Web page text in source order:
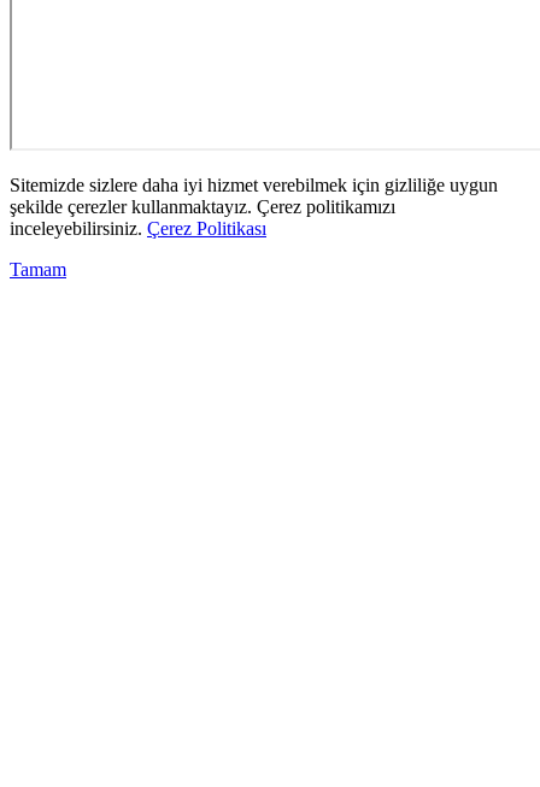
Sitemizde sizlere daha iyi hizmet verebilmek için gizliliğe uygun
şekilde çerezler kullanmaktayız. Çerez politikamızı
inceleyebilirsiniz. Çerez Politikası
Tamam